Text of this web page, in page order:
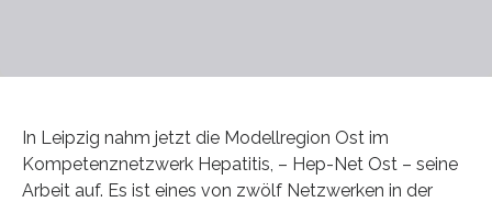
In Leipzig nahm jetzt die Modellregion Ost im
Kompetenznetzwerk Hepatitis, – Hep-Net Ost – seine
Arbeit auf. Es ist eines von zwölf Netzwerken in der